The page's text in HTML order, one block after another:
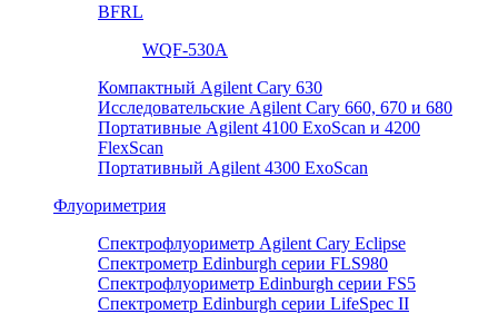
BFRL
WQF-530A
Компактный Agilent Cary 630
Исследовательские Agilent Cary 660, 670 и 680
Портативные Agilent 4100 ExoScan и 4200
FlexScan
Портативный Agilent 4300 ExoScan
Флуориметрия
Спектрофлуориметр Agilent Cary Eclipse
Спектрометр Edinburgh серии FLS980
Спектрофлуориметр Edinburgh серии FS5
Спектрометр Edinburgh серии LifeSpec II